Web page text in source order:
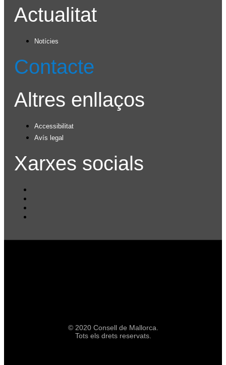
Actualitat
Notícies
Contacte
Altres enllaços
Accessibilitat
Avís legal
Xarxes socials
© 2020 Consell de Mallorca.
Tots els drets reservats.